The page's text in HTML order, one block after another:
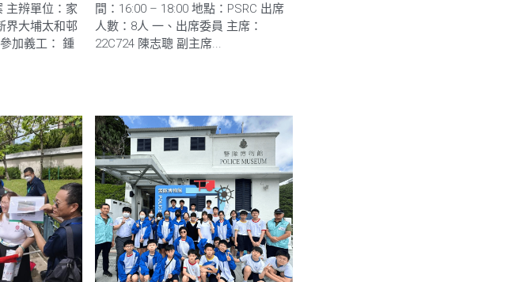
主辨單位：家
界大埔太和邨
加義工： 鍾
間：16:00 – 18:00 地點：PSRC 出席
人數：8人 一、出席委員 主席：
22C724 陳志聰 副主席...